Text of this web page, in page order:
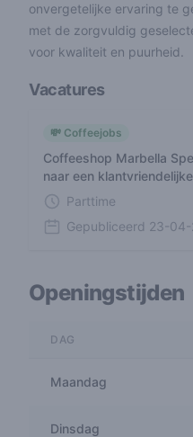
onvergetelijke ervaring te
met de zorgvuldig
voor kwaliteit en puurheid.
Vacatures
Coffeeshop Marbella
naar een
💸 Coffeejobs
Parttime
Gepubliceerd 23-
Openingstijden
DAG
Maandag
Dinsdag